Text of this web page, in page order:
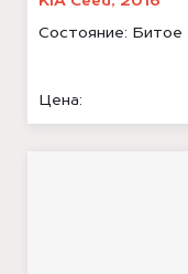
Состояние: Битое
Цена: